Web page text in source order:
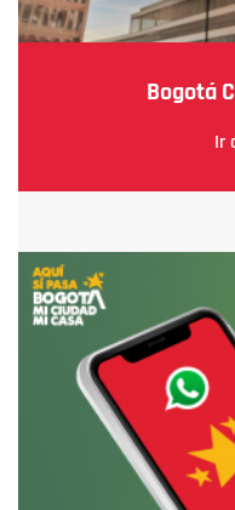
Bogotá
Ir